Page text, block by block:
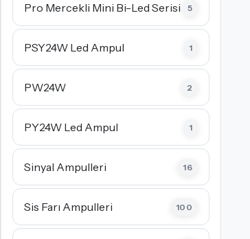
Pro Mercekli Mini Bi-Led Serisi 5
PSY24W Led Ampul 1
PW24W 2
PY24W Led Ampul 1
Sinyal Ampulleri 16
Sis Farı Ampulleri 100